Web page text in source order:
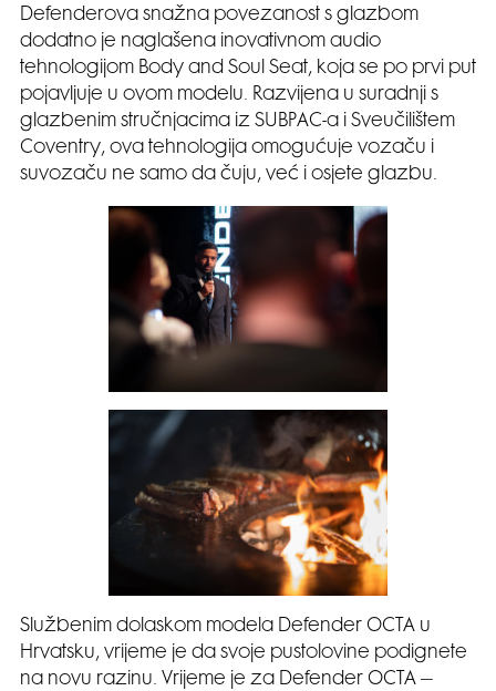
Defenderova snažna povezanost s glazbom
dodatno je naglašena inovativnom audio
tehnologijom Body and Soul Seat, koja se po prvi put
pojavljuje u ovom modelu. Razvijena u suradnji s
glazbenim stručnjacima iz SUBPAC-a i Sveučilištem
Coventry, ova tehnologija omogućuje vozaču i
suvozaču ne samo da čuju, već i osjete glazbu.
Službenim dolaskom modela Defender OCTA u
Hrvatsku, vrijeme je da svoje pustolovine podignete
na novu razinu. Vrijeme je za Defender OCTA –